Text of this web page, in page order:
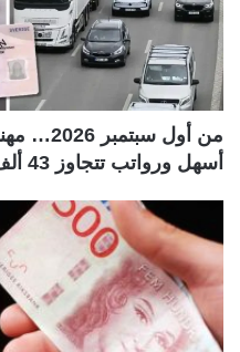
من أول
أسهل ورواتب تتجاوز 43 ألف كرونة